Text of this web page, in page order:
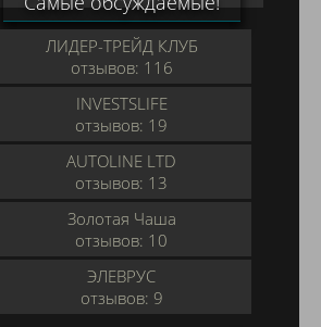
ЛИДЕР-ТРЕЙД КЛУБ
отзывов: 116
INVESTSLIFE
отзывов: 19
AUTOLINE LTD
отзывов: 13
Золотая Чаша
отзывов: 10
ЭЛЕВРУС
отзывов: 9